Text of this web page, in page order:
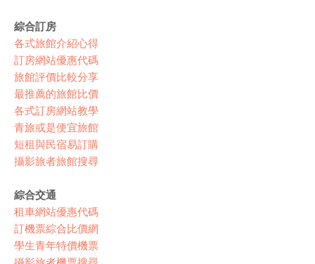
綜合訂房
各式旅館介紹心得
訂房網站優惠代碼
旅館評價比較分享
最推薦的旅館比價
各式訂房網站教學
青旅或是便宜旅館
短租與民宿易訂購
攝影旅者旅館搜尋
綜合交通
租車網站優惠代碼
訂機票綜合比價網
學生青年特價機票